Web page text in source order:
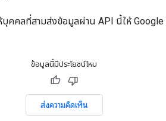
บุคคลที่สามส่งข้อมูลผ่าน API นี้ให้ Google
ข้อมูลนี้มีประโยชน์ไหม
ส่งความคิดเห็น